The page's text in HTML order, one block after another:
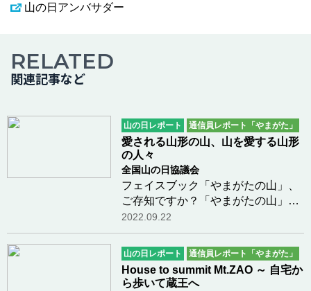
山の日アンバサダー
RELATED
関連記事など
山の日レポート 通信員レポート「やまがた」
愛される山形の山、山を愛する山形
の人々
全国山の日協議会
フェイスブック「やまがたの山」、
ご存知ですか？「やまがたの山」は
フェイスブックの公開ページです。
第６回「山の日」全国大会の開催地
の山形県の山々での多様なアクティ
ビティが、たくさんの方々から素敵
な画像とともに…つづきを読む
2022.09.22
山の日レポート 通信員レポート「やまがた」
House to summit Mt.ZAO ～ 自宅か
ら歩いて蔵王へ